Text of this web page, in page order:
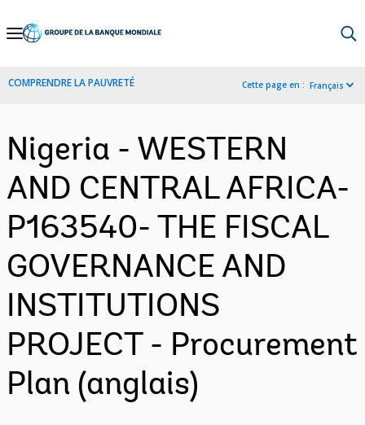
Skip
Navigation
COMPRENDRE LA PAUVRETÉ Cette page en : Français
Nigeria - WESTERN
AND CENTRAL AFRICA-
P163540- THE FISCAL
GOVERNANCE AND
INSTITUTIONS
PROJECT - Procurement
Plan (anglais)